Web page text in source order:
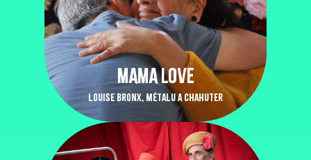
MAMA LOVE
LOUISE BRONX, MÉTALU A CHAHUTER